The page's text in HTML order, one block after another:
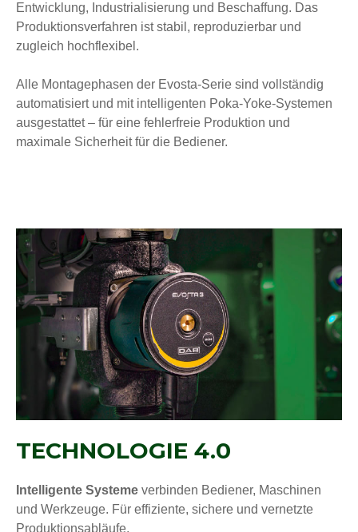
Entwicklung, Industrialisierung und Beschaffung. Das
Produktionsverfahren ist stabil, reproduzierbar und
zugleich hochflexibel.
Alle Montagephasen der Evosta-Serie sind vollständig
automatisiert und mit intelligenten Poka-Yoke-Systemen
ausgestattet – für eine fehlerfreie Produktion und
maximale Sicherheit für die Bediener.
TECHNOLOGIE 4.0
Intelligente Systeme verbinden Bediener, Maschinen
und Werkzeuge. Für effiziente, sichere und vernetzte
Produktionsabläufe.